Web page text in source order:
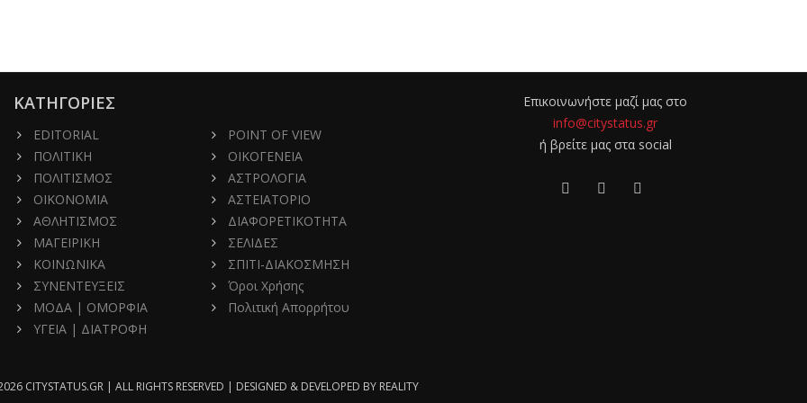
ΚΑΤΗΓΟΡΙΕΣ
EDITORIAL
ΠΟΛΙΤΙΚΗ
ΠΟΛΙΤΙΣΜΟΣ
ΟΙΚΟΝΟΜΙΑ
ΑΘΛΗΤΙΣΜΟΣ
ΜΑΓΕΙΡΙΚΗ
ΚΟΙΝΩΝΙΚΑ
ΣΥΝΕΝΤΕΥΞΕΙΣ
ΜΟΔΑ | ΟΜΟΡΦΙΑ
ΥΓΕΙΑ | ΔΙΑΤΡΟΦΗ
POINT OF VIEW
ΟΙΚΟΓΕΝΕΙΑ
ΑΣΤΡΟΛΟΓΙΑ
ΑΣΤΕΙΑΤΟΡΙΟ
ΔΙΑΦΟΡΕΤΙΚΟΤΗΤΑ
ΣΕΛΙΔΕΣ
ΣΠΙΤΙ-ΔΙΑΚΟΣΜΗΣΗ
Όροι Χρήσης
Πολιτική Απορρήτου
Επικοινωνήστε μαζί μας στο
info@citystatus.gr
ή βρείτε μας στα social
CITYSTATUS.GR | ALL RIGHTS RESERVED | DESIGNED & DEVELOPED BY REALITY